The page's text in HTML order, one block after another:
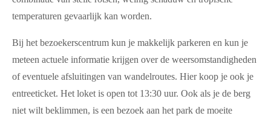
temperaturen gevaarlijk kan worden.
Bij het bezoekerscentrum kun je makkelijk parkeren en kun je
meteen actuele informatie krijgen over de weersomstandigheden
of eventuele afsluitingen van wandelroutes. Hier koop je ook je
entreeticket. Het loket is open tot 13:30 uur. Ook als je de berg
niet wilt beklimmen, is een bezoek aan het park de moeite